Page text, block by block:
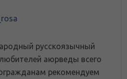
русскоязычный
аюрведы всего
рекомендуем